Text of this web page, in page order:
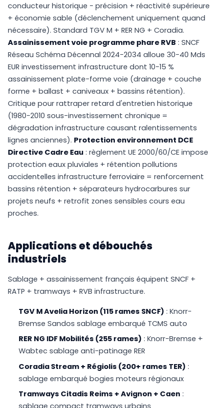
conducteur historique - précision + réactivité supérieure
+ économie sable (déclenchement uniquement quand
nécessaire). Standard TGV M + RER NG + Coradia.
Assainissement voie programme phare RVB : SNCF
Réseau Schéma Décennal 2024-2034 alloue 30-40 Mds
EUR investissement infrastructure dont 10-15 %
assainissement plate-forme voie (drainage + couche
forme + ballast + caniveaux + bassins rétention).
Critique pour rattraper retard d'entretien historique
(1980-2010 sous-investissement chronique =
dégradation infrastructure causant ralentissements
lignes anciennes). Protection environnement DCE
Directive Cadre Eau : règlement UE 2000/60/CE impose
protection eaux pluviales + rétention pollutions
accidentelles infrastructure ferroviaire = renforcement
bassins rétention + séparateurs hydrocarbures sur
projets neufs + retrofit zones sensibles cours eau
proches.
Applications et débouchés
industriels
Sablage + assainissement français équipent SNCF +
RATP + tramways + RVB infrastructure.
TGV M Avelia Horizon (115 rames SNCF) : Knorr-
Bremse Sandos sablage embarqué TCMS auto
RER NG IDF Mobilités (255 rames) : Knorr-Bremse +
Wabtec sablage anti-patinage RER
Coradia Stream + Régiolis (200+ rames TER) :
sablage embarqué bogies moteurs régionaux
Tramways Citadis Reims + Avignon + Caen :
sablage compact tramways urbains